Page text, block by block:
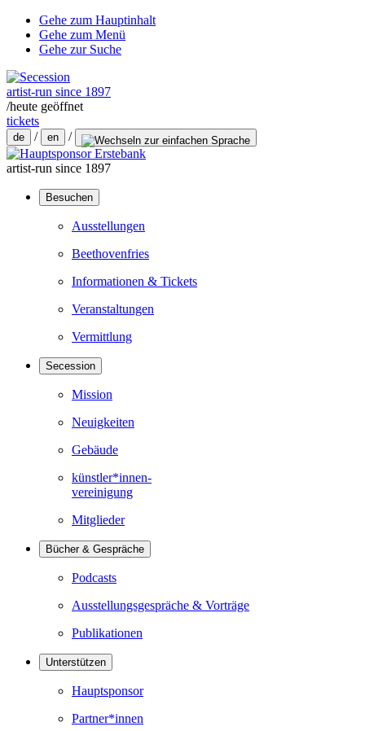
Gehe zum Hauptinhalt
Gehe zum Menü
Gehe zur Suche
artist-run since 1897
/heute geöffnet
tickets
de / en /
artist-run since 1897
Besuchen
Ausstellungen
Beethovenfries
Informationen & Tickets
Veranstaltungen
Vermittlung
Secession
Mission
Neuigkeiten
Gebäude
künstler*innen-
vereinigung
Mitglieder
Bücher & Gespräche
Podcasts
Ausstellungsgespräche & Vorträge
Publikationen
Unterstützen
Hauptsponsor
Partner*innen